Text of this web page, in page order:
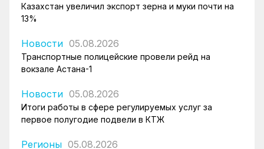
Казахстан увеличил экспорт зерна и муки почти на
13%
Новости 05.08.2026
Транспортные полицейские провели рейд на
вокзале Астана-1
Новости 05.08.2026
Итоги работы в сфере регулируемых услуг за
первое полугодие подвели в КТЖ
Регионы 05.08.2026